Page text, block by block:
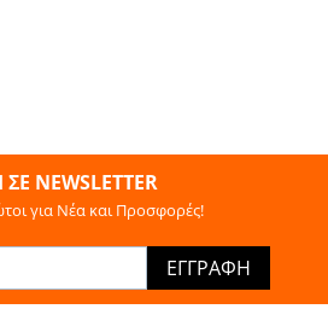
NEWSLETTER
για Νέα και Προσφορές!
ΕΓΓΡΑΦΉ